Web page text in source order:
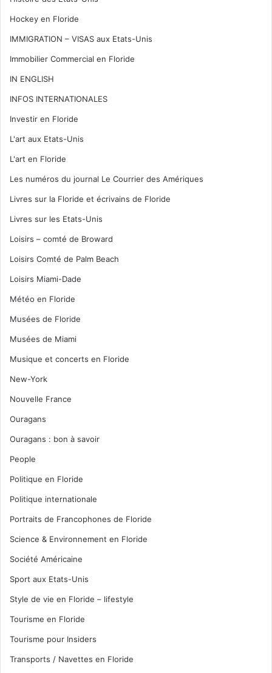
Hockey en Floride
IMMIGRATION – VISAS aux Etats-Unis
Immobilier Commercial en Floride
IN ENGLISH
INFOS INTERNATIONALES
Investir en Floride
L'art aux Etats-Unis
L'art en Floride
Les numéros du journal Le Courrier des Amériques
Livres sur la Floride et écrivains de Floride
Livres sur les Etats-Unis
Loisirs – comté de Broward
Loisirs Comté de Palm Beach
Loisirs Miami-Dade
Météo en Floride
Musées de Floride
Musées de Miami
Musique et concerts en Floride
New-York
Nouvelle France
Ouragans
Ouragans : bon à savoir
People
Politique en Floride
Politique internationale
Portraits de Francophones de Floride
Science & Environnement en Floride
Société Américaine
Sport aux Etats-Unis
Style de vie en Floride – lifestyle
Tourisme en Floride
Tourisme pour Insiders
Transports / Navettes en Floride